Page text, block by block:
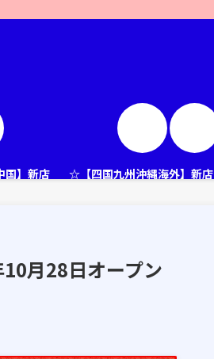
】新店 ☆【四国九州沖縄海外】新店
月28日オープン